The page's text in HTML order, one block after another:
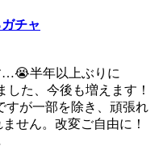
チャ
…😭半年以上ぶりに
した、今後も増えます！
すが一部を除き、頑張れ
せん。改変ご自由に！